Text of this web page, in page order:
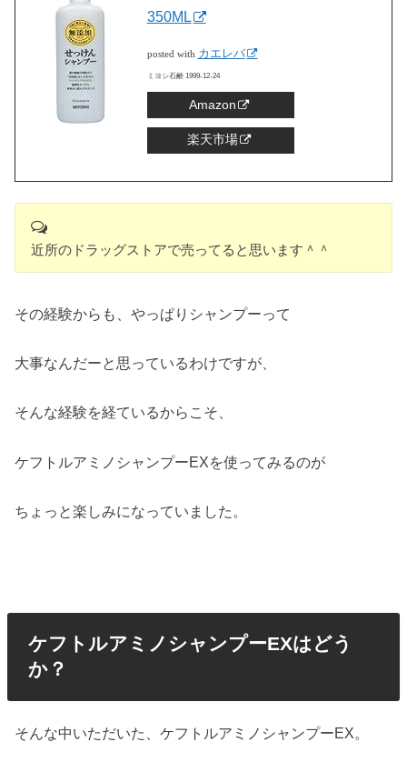
350ML
posted with カエレバ
ミヨシ石鹸 1999-12-24
Amazon
楽天市場
近所のドラッグストアで売ってると思います＾＾
その経験からも、やっぱりシャンプーって
大事なんだーと思っているわけですが、
そんな経験を経ているからこそ、
ケフトルアミノシャンプーEXを使ってみるのが
ちょっと楽しみになっていました。
ケフトルアミノシャンプーEXはどう
か？
そんな中いただいた、ケフトルアミノシャンプーEX。